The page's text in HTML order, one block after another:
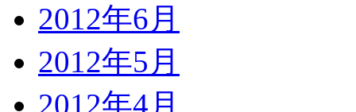
2012年6月
2012年5月
2012年4月